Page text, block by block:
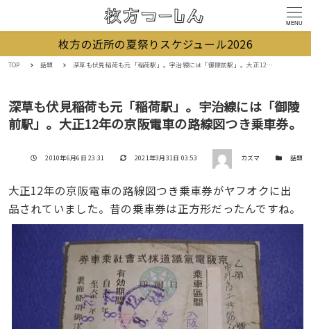
MENU
枚方の近所の夏祭りスケジュール2026
TOP 話題 深草も伏見稲荷も元「稲荷駅」。宇治線には「御陵前駅」。大正12年の京阪電車の路線図つき乗車券。
深草も伏見稲荷も元「稲荷駅」。宇治線には「御陵
前駅」。大正12年の京阪電車の路線図つき乗車券。
投稿日
2010年6月6日 23:31 更新日
2021年3月31日 03:53 著者 カズマ カテゴリー
話題
大正12年の京阪電車の路線図つき乗車券がヤフオクに出
品されていました。昔の乗車券は正方形だったんですね。